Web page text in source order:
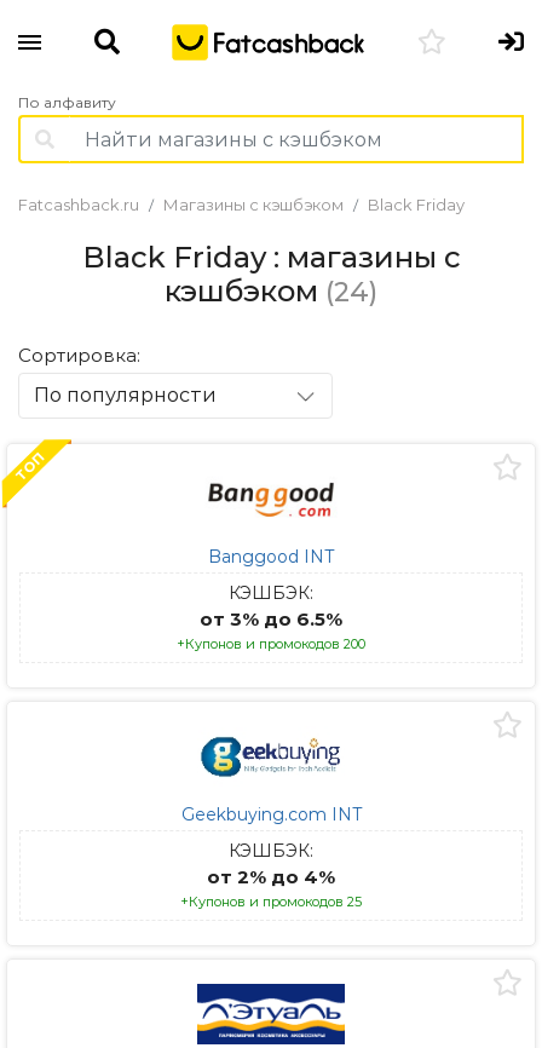
По алфавиту
Fatcashback.ru Магазины с кэшбэком Black Friday
Black Friday : магазины с
кэшбэком (24)
Сортировка:
По популярности
ТОП
Banggood INT
КЭШБЭК:
от 3% до 6.5%
+Купонов и промокодов 200
Geekbuying.com INT
КЭШБЭК:
от 2% до 4%
+Купонов и промокодов 25